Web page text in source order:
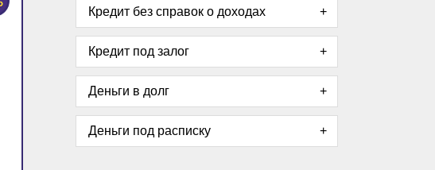
Кредит без справок о доходах
Кредит под залог
Деньги в долг
Деньги под расписку